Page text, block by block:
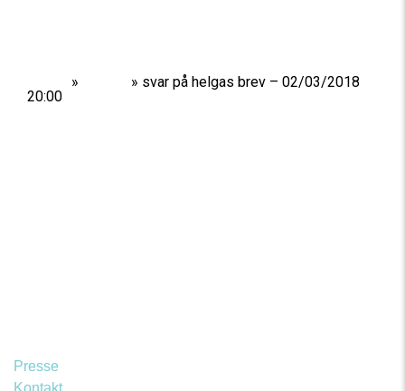
» » svar på helgas brev – 02/03/2018
20:00
Presse
Kontakt